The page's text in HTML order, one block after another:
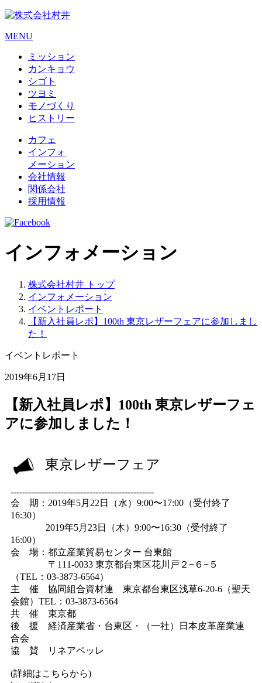
MENU
ミッション
カンキョウ
シゴト
ツヨミ
モノづくり
ヒストリー
カフェ
インフォ
メーション
会社情報
関係会社
採用情報
インフォメーション
株式会社村井 トップ
インフォメーション
イベントレポート
【新入社員レポ】100th 東京レザーフェアに参加しまし
た！
イベントレポート
2019年6月17日
【新入社員レポ】100th 東京レザーフェ
アに参加しました！
東京レザーフェア
-------------------------------------------------
会 期：2019年5月22日（水）9:00〜17:00（受付終了
16:30）
2019年5月23日（木）9:00〜16:30（受付終了
16:00）
会 場：都立産業貿易センター 台東館
〒111-0033 東京都台東区花川戸２−６−５
（TEL：03-3873-6564）
主 催 協同組合資材連 東京都台東区浅草6-20-6（聖天
会館）TEL：03-3873-6564
共 催 東京都
後 援 経済産業省・台東区・（一社）日本皮革産業連
合会
協 賛 リネアペッレ
(詳細はこちらから)